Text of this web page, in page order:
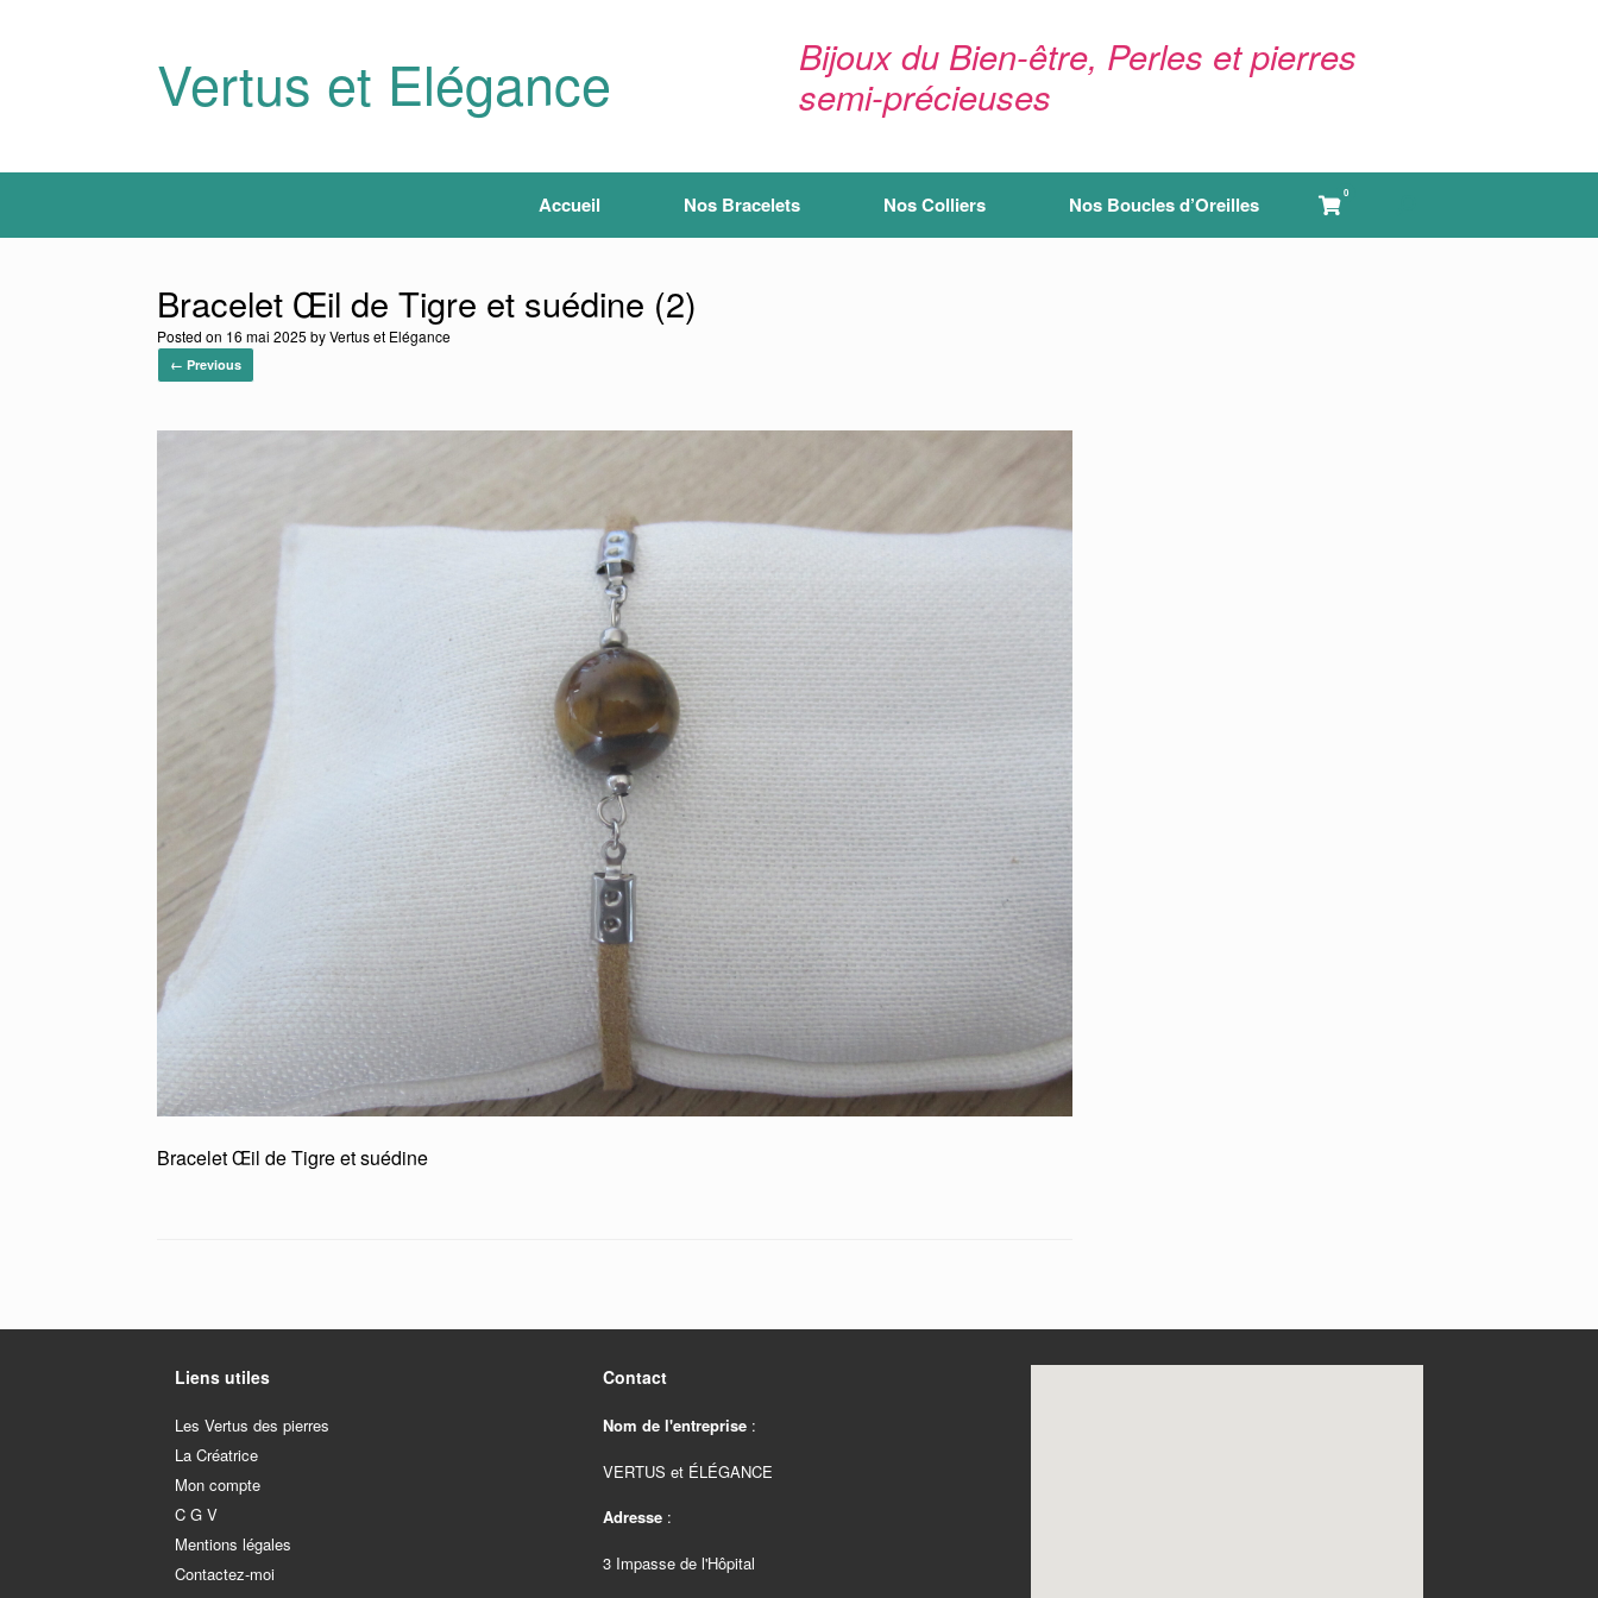
Vertus et Elégance
Bijoux du Bien-être, Perles et pierres
semi-précieuses
Accueil Nos Bracelets Nos Colliers Nos Boucles d’Oreilles View
shopping
cart
0
Bracelet Œil de Tigre et suédine (2)
Posted on 16 mai 2025 byVertus et Elégance
← Previous
Bracelet Œil de Tigre et suédine
Liens utiles
Les Vertus des pierres
La Créatrice
Mon compte
C G V
Mentions légales
Contactez-moi
Contact
Nom de l'entreprise:
VERTUS et ÉLÉGANCE
Adresse:
3 Impasse de l'Hôpital